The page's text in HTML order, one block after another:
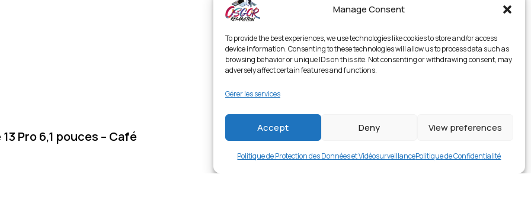
Manage Consent
To provide the best experiences, we use technologies like cookies to store and/or access
device information. Consenting to these technologies will allow us to process data such as
browsing behavior or unique IDs on this site. Not consenting or withdrawing consent, may
adversely affect certain features and functions.
Gérer les services
Accept Deny View preferences
Politique de Protection des Données et VidéosurveillancePolitique de Confidentialité
Pro 6,1 pouces – Café €17.99
Buy now